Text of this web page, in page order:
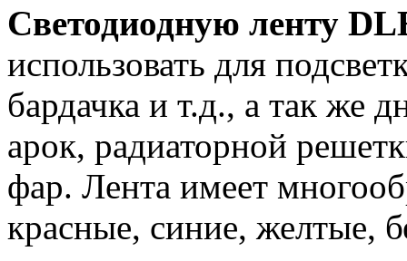
Светодиодную ленту
использовать для
бардачка и т.д., а так же
арок, радиаторной
фар. Лента имеет
красные, синие, желтые,